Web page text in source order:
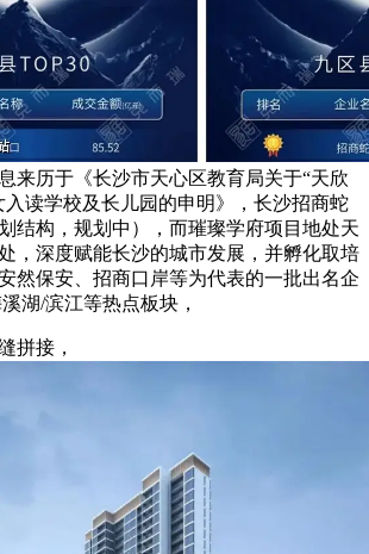
来历于《长沙市天心区教育局关于“天欣
入读学校及长儿园的申明》，长沙招商蛇
结构，规划中），而璀璨学府项目地处天
，深度赋能长沙的城市发展，并孵化取培
然保安、招商口岸等为代表的一批出名企
湖/滨江等热点板块，
接，